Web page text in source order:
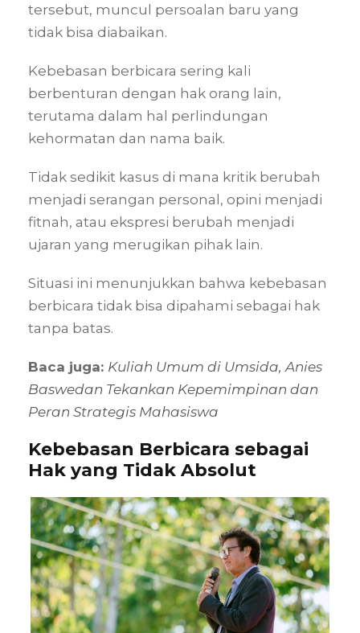
tersebut, muncul persoalan baru yang
tidak bisa diabaikan.
Kebebasan berbicara sering kali
berbenturan dengan hak orang lain,
terutama dalam hal perlindungan
kehormatan dan nama baik.
Tidak sedikit kasus di mana kritik berubah
menjadi serangan personal, opini menjadi
fitnah, atau ekspresi berubah menjadi
ujaran yang merugikan pihak lain.
Situasi ini menunjukkan bahwa kebebasan
berbicara tidak bisa dipahami sebagai hak
tanpa batas.
Baca juga: Kuliah Umum di Umsida, Anies
Baswedan Tekankan Kepemimpinan dan
Peran Strategis Mahasiswa
Kebebasan Berbicara sebagai
Hak yang Tidak Absolut